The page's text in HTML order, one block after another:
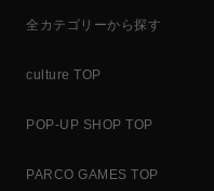
全カテゴリーから探す
culture TOP
POP-UP SHOP TOP
PARCO GAMES TOP